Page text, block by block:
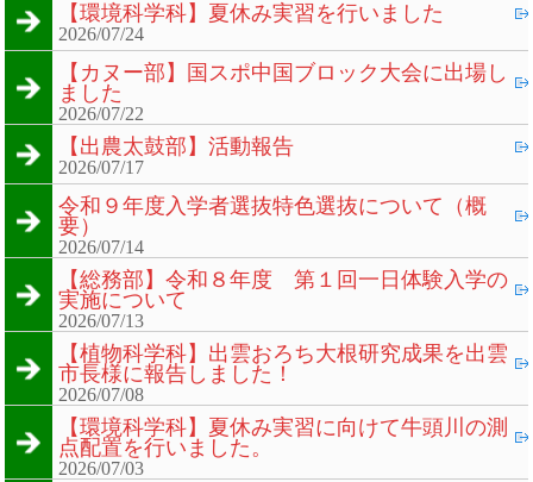
【環境科学科】夏休み実習を行いました
2026/07/24
【カヌー部】国スポ中国ブロック大会に出場し
ました
2026/07/22
【出農太鼓部】活動報告
2026/07/17
令和９年度入学者選抜特色選抜について（概
要）
2026/07/14
【総務部】令和８年度 第１回一日体験入学の
実施について
2026/07/13
【植物科学科】出雲おろち大根研究成果を出雲
市長様に報告しました！
2026/07/08
【環境科学科】夏休み実習に向けて牛頭川の測
点配置を行いました。
2026/07/03